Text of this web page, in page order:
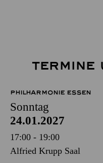
TERMINE
PHILHARMONIE ESSEN
Sonntag
24.01.2027
17:00 - 19:00
Alfried Krupp Saal